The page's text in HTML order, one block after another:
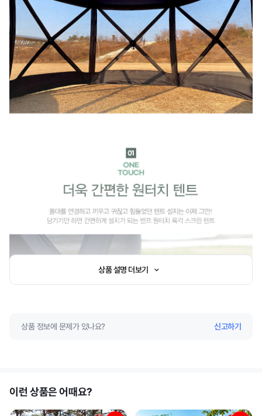
상품 설명 더보기
상품 정보에 문제가 있나요? 신고하기
이런 상품은 어때요?